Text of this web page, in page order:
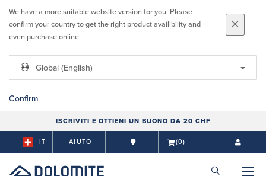
We have a more suitable website version for you. Please
confirm your country to get the right product availibility and
even purchase online.
Global (English)
Confirm
ISCRIVITI E OTTIENI UN BUONO DA 20 CHF
IT AIUTO (0)